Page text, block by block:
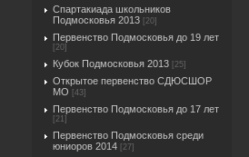
Спартакиада школьников
Подмосковья 2013 [20]
Первенство Подмосковья до 19 лет
[20]
Кубок Подмосковья 2013 [25]
Открытое первенство СДЮСШОР
МО
[43]
Первенство Подмосковья до 17 лет
[21]
Первенство Подмосковья среди
юниоров 2014 [27]